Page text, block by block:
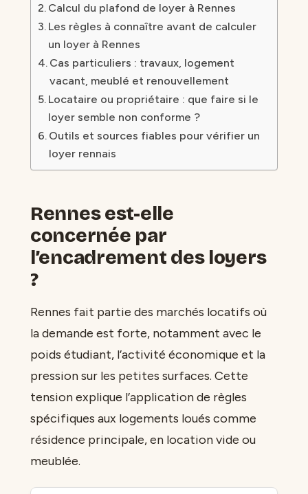
Calcul du plafond de loyer à Rennes
Les règles à connaître avant de calculer
un loyer à Rennes
Cas particuliers : travaux, logement
vacant, meublé et renouvellement
Locataire ou propriétaire : que faire si le
loyer semble non conforme ?
Outils et sources fiables pour vérifier un
loyer rennais
Rennes est-elle
concernée par
l’encadrement des loyers
?
Rennes fait partie des marchés locatifs où
la demande est forte, notamment avec le
poids étudiant, l’activité économique et la
pression sur les petites surfaces. Cette
tension explique l’application de règles
spécifiques aux logements loués comme
résidence principale, en location vide ou
meublée.